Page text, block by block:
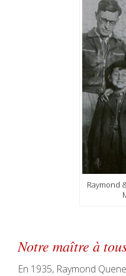
Raymond
Notre maître à
En 1935, Raymond